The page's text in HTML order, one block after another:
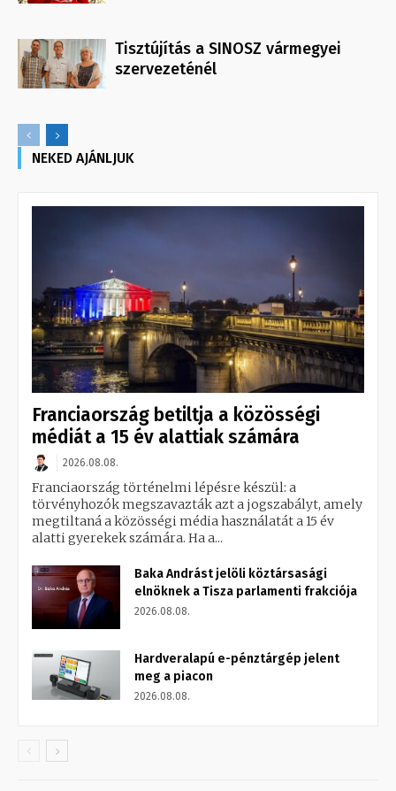
Tisztújítás a SINOSZ vármegyei
szervezeténél
NEKED AJÁNLJUK
Franciaország betiltja a közösségi
médiát a 15 év alattiak számára
2026.08.08.
Franciaország történelmi lépésre készül: a
törvényhozók megszavazták azt a jogszabályt, amely
megtiltaná a közösségi média használatát a 15 év
alatti gyerekek számára. Ha a...
Baka Andrást jelöli köztársasági
elnöknek a Tisza parlamenti frakciója
2026.08.08.
Hardveralapú e-pénztárgép jelent
meg a piacon
2026.08.08.